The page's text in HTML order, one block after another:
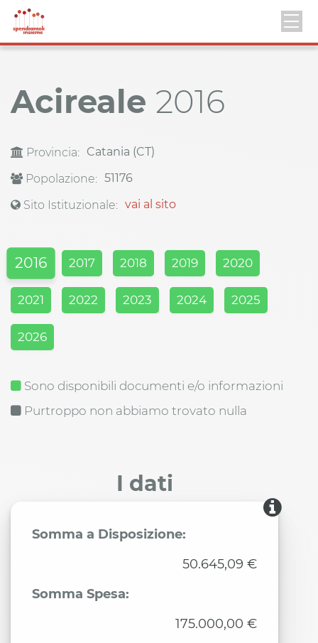
Acireale 2016
Provincia:
Catania (CT)
Popolazione: 51176
Sito Istituzionale: vai al sito
2016 2017 2018 2019 2020
2021 2022 2023 2024 2025
2026
Sono disponibili documenti e/o informazioni
Purtroppo non abbiamo trovato nulla
I dati
Somma a Disposizione:
50.645,09 €
Somma Spesa:
175.000,00 €